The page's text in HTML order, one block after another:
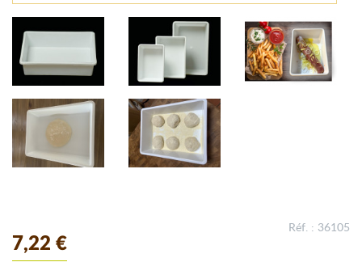
7,22 €
Réf. : 36105